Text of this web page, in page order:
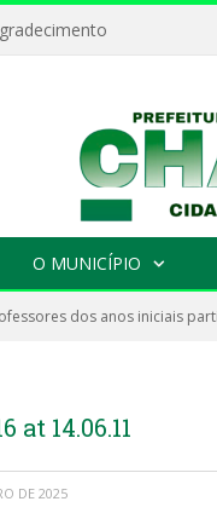
O MUNICÍPIO
dos anos iniciais
at 14.06.11
DE 2025